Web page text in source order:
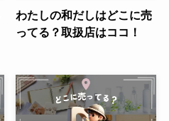
わたしの和だしはどこに売
ってる？取扱店はココ！